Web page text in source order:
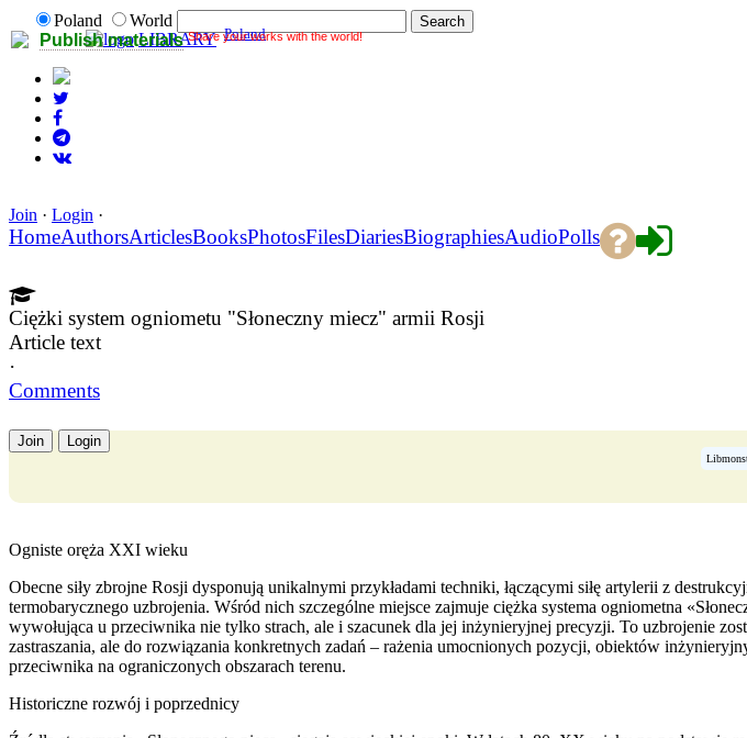
Publish materials Share your works with the world!
Poland
World
LIBRARY Poland
Join · Login ·
HomeAuthorsArticlesBooksPhotosFilesDiariesBiographiesAudioPolls
Ciężki system ogniometu "Słoneczny miecz" armii Rosji
Article text
·
Comments
Join Login
Ogniste oręża XXI wieku
Obecne siły zbrojne Rosji dysponują unikalnymi przykładami techniki, łączącymi siłę artylerii z
termobarycznego uzbrojenia. Wśród nich szczególne miejsce zajmuje ciężka systema ogniometna
wywołująca u przeciwnika nie tylko strach, ale i szacunek dla jej inżynieryjnej precyzji. To uzbrojenie
zastraszania, ale do rozwiązania konkretnych zadań – rażenia umocnionych pozycji, obiektów
przeciwnika na ograniczonych obszarach terenu.
Historiczne rozwój i poprzednicy